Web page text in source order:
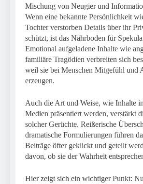
Mischung von Neugier und
Wenn eine bekannte Persönlichkeit
Tochter verstorben Details über ihr
schützt, ist das Nährboden für
Emotional aufgeladene Inhalte wie
familiäre Tragödien verbreiten sich
weil sie bei Menschen Mitgefühl und
erzeugen.
Auch die Art und Weise, wie Inhalte
Medien präsentiert werden, verstärkt
solcher Gerüchte. Reißerische
dramatische Formulierungen führen
Beiträge öfter geklickt und geteilt
davon, ob sie der Wahrheit
Hier zeigt sich ein wichtiger Punkt: